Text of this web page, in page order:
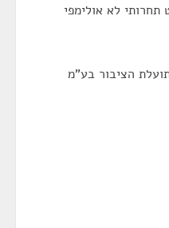
לא אולימפי
הציבור בע"מ